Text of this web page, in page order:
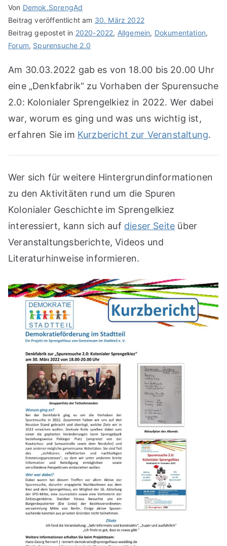
Von Demok.SprengAd
Beitrag veröffentlicht am 30. März 2022
Beitrag gepostet in 2020-2022, Allgemein, Dokumentation,
Forum, Spurensuche 2.0
Am 30.03.2022 gab es von 18.00 bis 20.00 Uhr
eine „Denkfabrik“ zu Vorhaben der Spurensuche
2.0: Kolonialer Sprengelkiez in 2022. Wer dabei
war, worum es ging und was uns wichtig ist,
erfahren Sie im Kurzbericht zur Veranstaltung.
Wer sich für weitere Hintergrundinformationen
zu den Aktivitäten rund um die Spuren
Kolonialer Geschichte im Sprengelkiez
interessiert, kann sich auf dieser Seite über
Veranstaltungsberichte, Videos und
Literaturhinweise informieren.